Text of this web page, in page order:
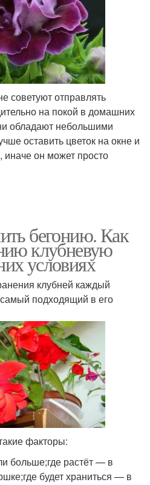
советуют отправлять
на покой в домашних
обладают небольшими
оставить цветок на окне и
иначе он может просто
бегонию. Как
клубневую
условиях
клубней каждый
подходящий в его
факторы:
больше;где растёт — в
будет храниться — в